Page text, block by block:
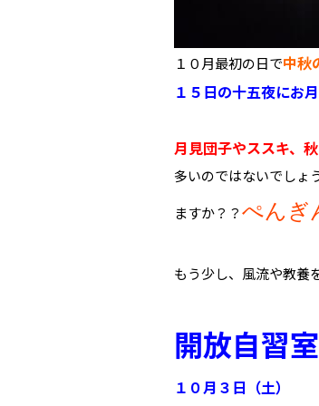
１０月最初の日で中秋
１５日の十五夜にお
月見団子やススキ、
多いのではないでしょ
ますか？？ぺんぎ
もう少し、風流や教養
開放自習室
１０月３日（土）